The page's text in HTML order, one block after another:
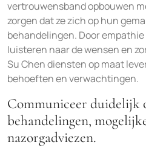
vertrouwensband opbouwen
zorgen dat ze zich op hun
behandelingen. Door
luisteren naar de wensen en
Su Chen diensten op maat
behoeften en verwachtingen.
Communiceer duidelijk
behandelingen,
nazorgadviezen.